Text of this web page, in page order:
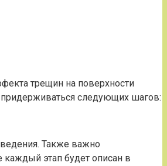
трещин на поверхности
следующих шагов:
Также важно
каждый этап будет описан в